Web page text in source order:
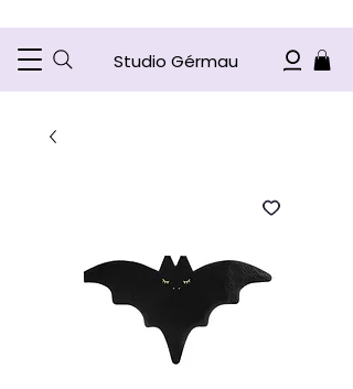
Studio Gérmau